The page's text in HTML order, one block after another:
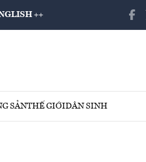
++
SẢNTHẾ GIỚIDÂN SINH